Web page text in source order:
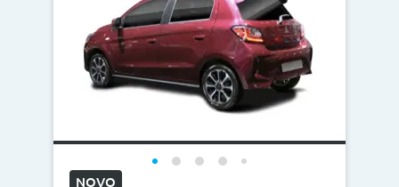
NOVO